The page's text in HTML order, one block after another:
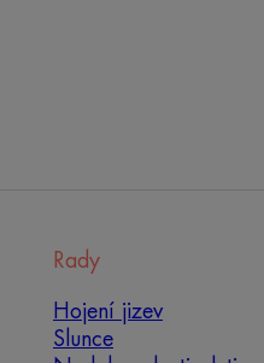
Rady
Hojení jizev
Slunce